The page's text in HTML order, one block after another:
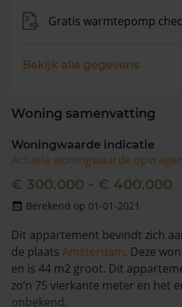
Gratis warmtepomp
Bekijk alle gegevens
Woning samenvatting
Woningwaarde indicatie
Actuele woningwaarde
€ 300.000 - € 400.000
Berekend op 01-01-2021
Dit appartement bevindt zich
de plaats Amsterdam. Deze
en is 44 m2 groot. Dit
zo’n 75 vierkante meter en het
onbekend.